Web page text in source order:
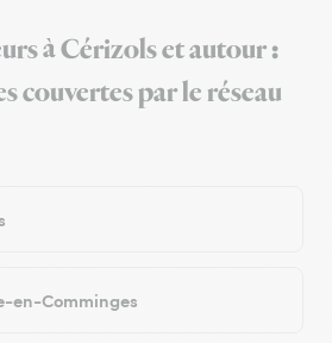
à Cérizols et autour :
couvertes par le réseau
en-Comminges